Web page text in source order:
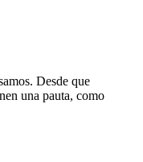
Desde que
una pauta, como